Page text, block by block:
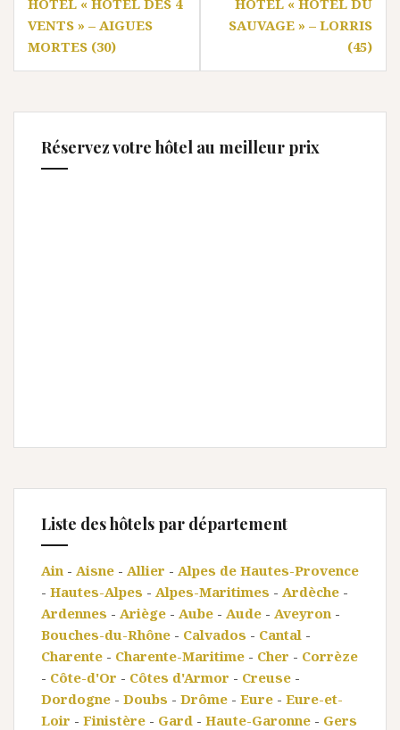
de
l’article
HOTEL « HOTEL DES 4
VENTS » – AIGUES
MORTES (30)
HOTEL « HÔTEL DU
SAUVAGE » – LORRIS
(45)
Réservez votre hôtel au meilleur prix
Liste des hôtels par département
Ain - Aisne - Allier - Alpes de Hautes-Provence
- Hautes-Alpes - Alpes-Maritimes - Ardèche -
Ardennes - Ariège - Aube - Aude - Aveyron -
Bouches-du-Rhône - Calvados - Cantal -
Charente - Charente-Maritime - Cher - Corrèze
- Côte-d'Or - Côtes d'Armor - Creuse -
Dordogne - Doubs - Drôme - Eure - Eure-et-
Loir - Finistère - Gard - Haute-Garonne - Gers